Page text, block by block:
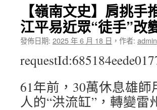
【嶺南文史】肩挑
江平易近眾“徒手”改
發佈日期: 2025 年 6 月 18 日 ， 作者: admin
61年前，30萬休息雄
人的“洪流缸”，轉變雷